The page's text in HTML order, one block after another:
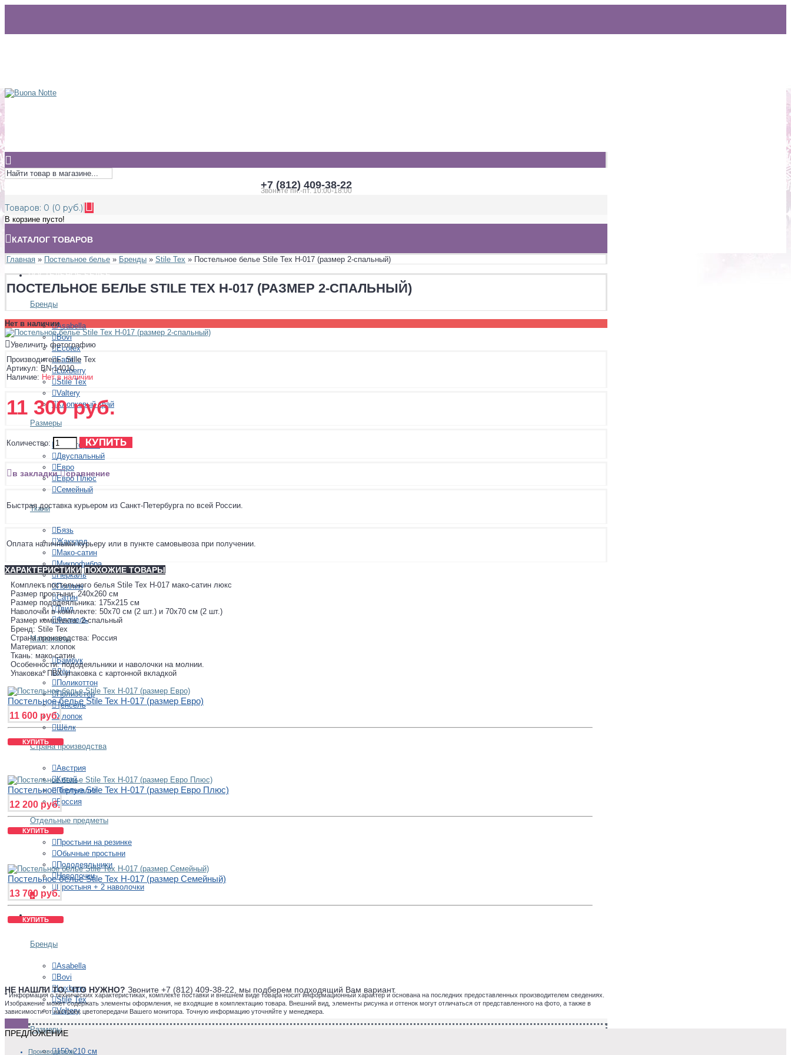
+7 (812) 409-38-22
Звоните пн.-пт. 10:00-18:00
Товаров: 0 (0 руб.)
В корзине пусто!
КАТАЛОГ ТОВАРОВ
ПОСТЕЛЬНОЕ БЕЛЬЕ
Бренды
Asabella
Bovi
Ecotex
Famille
Luxberry
Stile Tex
Valtery
Хлопковый край
Размеры
Полуторный
Двуспальный
Евро
Евро Плюс
Семейный
Ткани
Бязь
Жаккард
Мако-сатин
Микрофибра
Перкаль
Поплин
Сатин
Твил
Фланель
Материалы
Бамбук
Лён
Поликоттон
Полиэстер
Тенсель
Хлопок
Шёлк
Страна производства
Австрия
Китай
Португалия
Россия
Отдельные предметы
Простыни на резинке
Обычные простыни
Пододеяльники
Наволочки
Простыня + 2 наволочки
+
ПОКРЫВАЛА
Бренды
Asabella
Bovi
Luxberry
Stile Tex
Valtery
Размеры
150х210 см
Главная » Постельное белье » Бренды » Stile Tex » Постельное белье Stile Tex H-017 (размер 2-спальный)
ПОСТЕЛЬНОЕ БЕЛЬЕ STILE TEX H-017 (РАЗМЕР 2-СПАЛЬНЫЙ)
Нет в наличии
Увеличить фотографию
Производитель:Stile Tex
Артикул: BN-14010
Наличие: Нет в наличии
11 300 руб.
Количество: КУПИТЬ
в закладки сравнение
Быстрая доставка курьером из Санкт-Петербурга по всей России.
Оплата наличными курьеру или в пункте самовывоза при получении.
ХАРАКТЕРИСТИКИ ПОХОЖИЕ ТОВАРЫ
Комплект постельного белья Stile Tex H-017 мако-сатин люкс
Размер простыни: 240х260 см
Размер пододеяльника: 175х215 см
Наволочки в комплекте: 50х70 см (2 шт.) и 70х70 см (2 шт.)
Размер комплекта: 2-спальный
Бренд: Stile Tex
Страна производства: Россия
Материал: хлопок
Ткань: мако-сатин
Особенности: пододеяльники и наволочки на молнии.
Упаковка: ПВХ-упаковка с картонной вкладкой
Постельное белье Stile Tex H-017 (размер Евро)
11 600 руб.
КУПИТЬ
Постельное белье Stile Tex H-017 (размер Евро Плюс)
12 200 руб.
КУПИТЬ
Постельное белье Stile Tex H-017 (размер Семейный)
13 700 руб.
КУПИТЬ
НЕ НАШЛИ ТО, ЧТО НУЖНО? Звоните +7 (812) 409-38-22, мы подберем подходящий Вам вариант.
* Информация о технических характеристиках, комплекте поставки и внешнем виде товара носит информационный характер и основана на последних предоставленных производителем сведениях.
Изображение может содержать элементы оформления, не входящие в комплектацию товара. Внешний вид, элементы рисунка и оттенок могут отличаться от представленного на фото, а также в
зависимости от настроек цветопередачи Вашего монитора. Точную информацию уточняйте у менеджера.
ПРЕДЛОЖЕНИЕ
Производители